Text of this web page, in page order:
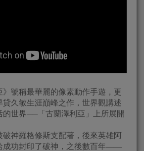
》號稱最華麗的像素動作手遊，更
貸久敏生涯巔峰之作，世界觀講述
的世界──「古蘭澤利亞」上所展開
破神羅格修斯支配著，後來英雄阿
成功封印了破神，之後數百年——